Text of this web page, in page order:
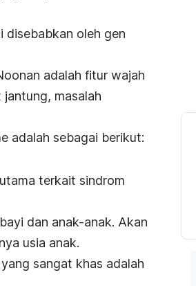
disebabkan oleh gen
adalah fitur wajah
masalah
adalah sebagai berikut:
terkait sindrom
dan anak-anak. Akan
usia anak.
sangat khas adalah